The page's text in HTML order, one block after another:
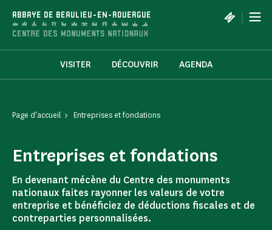
ABBAYE DE BEAULIEU-EN-ROUERGUE |
VISITER DÉCOUVRIR AGENDA
Page d'accueil Entreprises et fondations
Entreprises et fondations
En devenant mécène du Centre des monuments
nationaux faites rayonner les valeurs de votre
entreprise et bénéficiez de déductions fiscales et de
contreparties personnalisées.